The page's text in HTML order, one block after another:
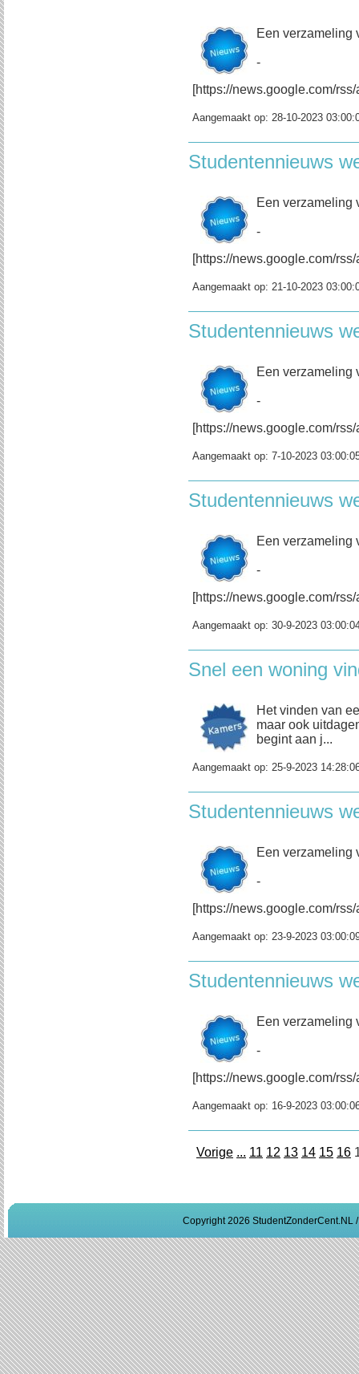
Een verzameling
-
[https://news.google.com/
Aangemaakt op: 28-10-2023
Studentennieuws
Een verzameling
-
[https://news.google.com/
Aangemaakt op: 21-10-2023
Studentennieuws
Een verzameling
-
[https://news.google.com/
Aangemaakt op: 7-10-2023
Studentennieuws
Een verzameling
-
[https://news.google.com/
Aangemaakt op: 30-9-2023
Snel een woning
Het vinden van
maar ook
begint aan j...
Aangemaakt op: 25-9-2023
Studentennieuws
Een verzameling
-
[https://news.google.com/
Aangemaakt op: 23-9-2023
Studentennieuws
Een verzameling
-
[https://news.google.com/
Aangemaakt op: 16-9-2023
Vorige ... 11 12 13 14 15 16
Copyright 2026 StudentZonderCent.NL